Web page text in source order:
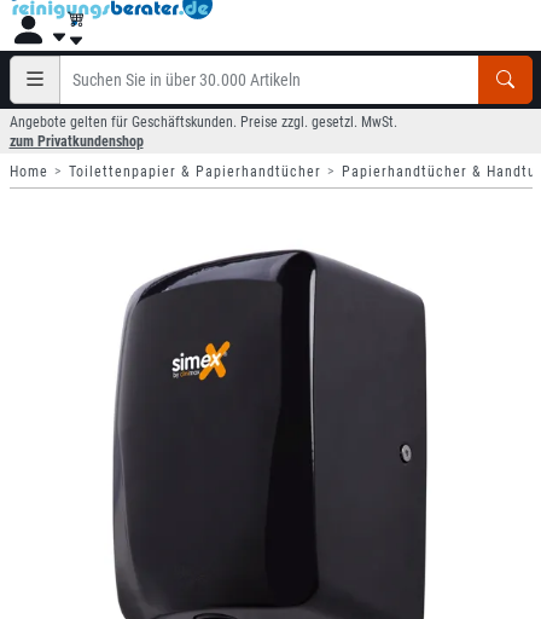
Angebote gelten für Geschäftskunden. Preise zzgl. gesetzl. MwSt.
zum Privatkundenshop
Home
Toilettenpapier & Papierhandtücher Papierhandtücher &